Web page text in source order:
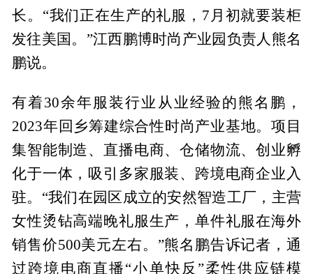
长。“我们正在生产的礼服，7月初就要装柜
发往美国。”江西鹏博时尚产业园负责人熊名
鹏说。
有着30余年服装行业从业经验的熊名鹏，
2023年回乡筹建综合性时尚产业基地。项目
集智能制造、直播电商、仓储物流、创业孵
化于一体，吸引多家服装、跨境电商企业入
驻。“我们在园区成立的安然智造工厂，主营
女性烫钻高端晚礼服生产，单件礼服在海外
销售价500美元左右。”熊名鹏告诉记者，通
过跨境电商直播“小单快反”柔性供应链模